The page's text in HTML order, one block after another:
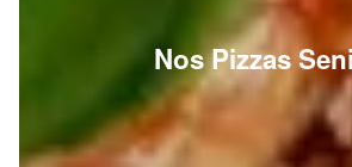
Nos Pizzas